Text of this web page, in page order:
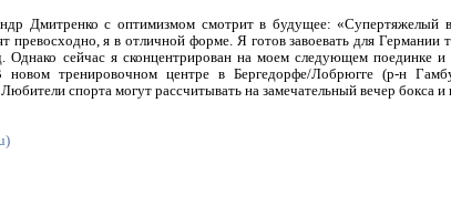
Дмитренко с оптимизмом смотрит в будущее: «Супертяжелый
превосходно, я в отличной форме. Я готов завоевать для Германии
сейчас я сконцентрирован на моем следующем поединке
тренировочном центре в Бергедорфе/Лобрюгге (р-н
спорта могут рассчитывать на замечательный вечер бокса